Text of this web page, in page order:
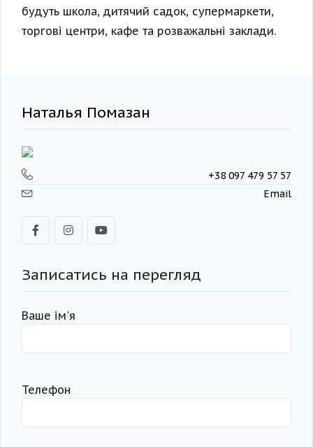
будуть школа, дитячий садок, супермаркети,
торгові центри, кафе та розважальні заклади.
Наталья Помазан
+38 097 479 57 57
Email
Записатись на перегляд
Ваше ім'я
Телефон